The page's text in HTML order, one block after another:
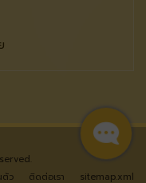
ตัว ติดต่อเรา sitemap.xml